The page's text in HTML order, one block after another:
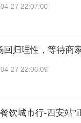
27 22:07:00
回归理性，等待商
27 22:06:09
饮城市行-西安站”